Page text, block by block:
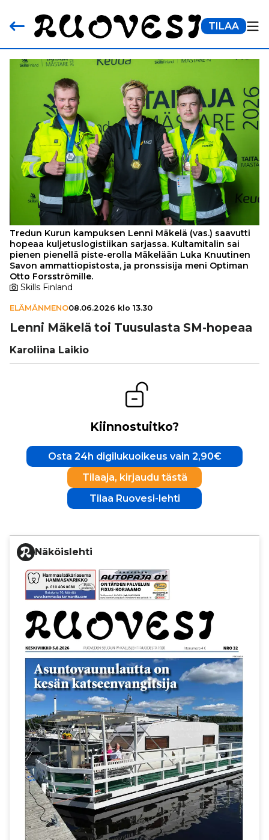
TILAA
Tredun Kurun kampuksen Lenni Mäkelä (vas.) saavutti
hopeaa kuljetuslogistiikan sarjassa. Kultamitalin sai
pienen pienellä piste-erolla Mäkelään Luka Knuutinen
Savon ammattiopistosta, ja pronssisija meni Optiman
Otto Forsströmille.
Skills Finland
ELÄMÄNMENO08.06.2026 klo 13.30
Lenni Mäkelä toi Tuu­su­lasta SM-hopeaa
Karoliina Laikio
Kiinnostuitko?
Osta 24h digilukuoikeus vain 2,90€
Tilaaja, kirjaudu tästä
Tilaa Ruovesi-lehti
Näköislehti